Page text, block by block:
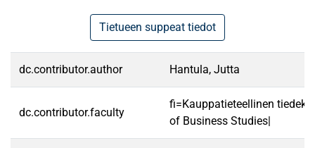
Tietueen suppeat tiedot
dc.contributor.author Hantula, Jutta
dc.contributor.faculty
fi=Kauppatieteellinen
of Business Studies|